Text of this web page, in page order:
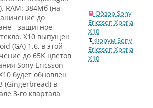
RAM: 384Мб (на
до
- защитное
X10 выпущен
(GA) 1.6, в этой
до 65K цветов
Sony Ericsson
будет обновлен
(Gingerbread) в
3-го квартала
Обзор Sony
Ericsson Xperia
X10
Форум Sony
Ericsson Xperia
X10